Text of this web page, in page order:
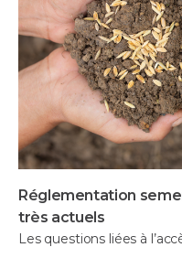
Réglementation
très actuels
Les questions liées à